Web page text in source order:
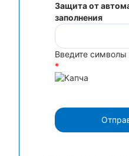
Защита от
заполнения
Введите символы
*